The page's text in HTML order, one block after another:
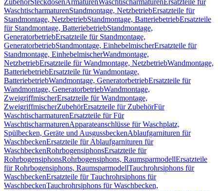
ZubehörSteckdosenArmaturenWaschtischarmaturen Ersatzteile für
WaschtischarmaturenStandmontage, NetzbetriebErsatzteile für
Standmontage, NetzbetriebStandmontage, BatteriebetriebErsatzteile
für Standmontage, BatteriebetriebStandmontage,
GeneratorbetriebErsatzteile für Standmontage,
GeneratorbetriebStandmontage, EinhebelmischerErsatzteile für
Standmontage, EinhebelmischerWandmontage,
NetzbetriebErsatzteile für Wandmontage, NetzbetriebWandmontage,
BatteriebetriebErsatzteile für Wandmontage,
BatteriebetriebWandmontage, GeneratorbetriebErsatzteile für
Wandmontage, GeneratorbetriebWandmontage,
ZweigriffmischerErsatzteile für Wandmontage,
ZweigriffmischerZubehörErsatzteile für ZubehörFür
WaschtischarmaturenErsatzteile für Für
WaschtischarmaturenApparateanschlüsse für Waschplatz,
Spülbecken, Geräte und AusgussbeckenAblaufgarnituren für
WaschbeckenErsatzteile für Ablaufgarnituren für
WaschbeckenRohrbogensiphonsErsatzteile für
RohrbogensiphonsRohrbogensiphons, RaumsparmodellErsatzteile
für Rohrbogensiphons, RaumsparmodellTauchrohrsiphons für
WaschbeckenErsatzteile für Tauchrohrsiphons für
WaschbeckenTauchrohrsiphons für Waschbecken,